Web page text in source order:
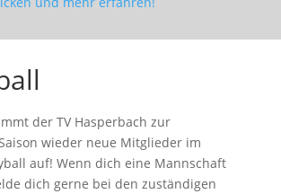
der TV Hasperbach zur
wieder neue Mitglieder im
auf! Wenn dich eine Mannschaft
dich gerne bei den zuständigen